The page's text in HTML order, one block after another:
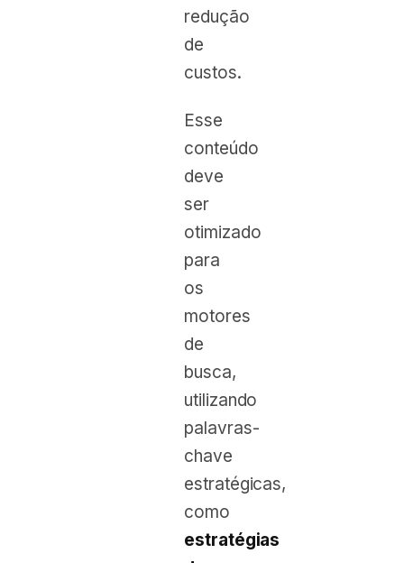
redução
de
custos.
Esse
conteúdo
deve
ser
otimizado
para
os
motores
de
busca,
utilizando
palavras-
chave
estratégicas,
como
estratégias